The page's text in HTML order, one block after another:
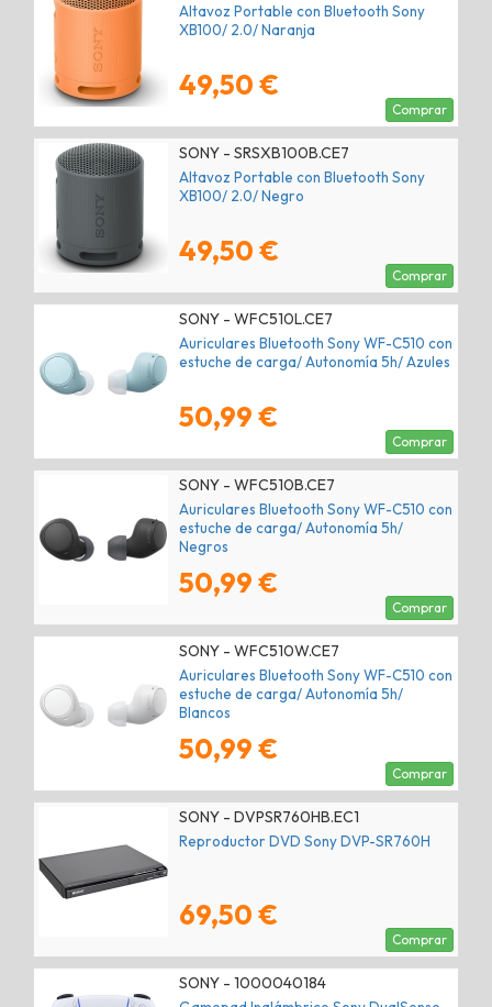
Altavoz Portable con Bluetooth Sony
XB100/ 2.0/ Naranja
49,50 €
Comprar
SONY - SRSXB100B.CE7
Altavoz Portable con Bluetooth Sony
XB100/ 2.0/ Negro
49,50 €
Comprar
SONY - WFC510L.CE7
Auriculares Bluetooth Sony WF-C510 con
estuche de carga/ Autonomía 5h/ Azules
50,99 €
Comprar
SONY - WFC510B.CE7
Auriculares Bluetooth Sony WF-C510 con
estuche de carga/ Autonomía 5h/
Negros
50,99 €
Comprar
SONY - WFC510W.CE7
Auriculares Bluetooth Sony WF-C510 con
estuche de carga/ Autonomía 5h/
Blancos
50,99 €
Comprar
SONY - DVPSR760HB.EC1
Reproductor DVD Sony DVP-SR760H
69,50 €
Comprar
SONY - 1000040184